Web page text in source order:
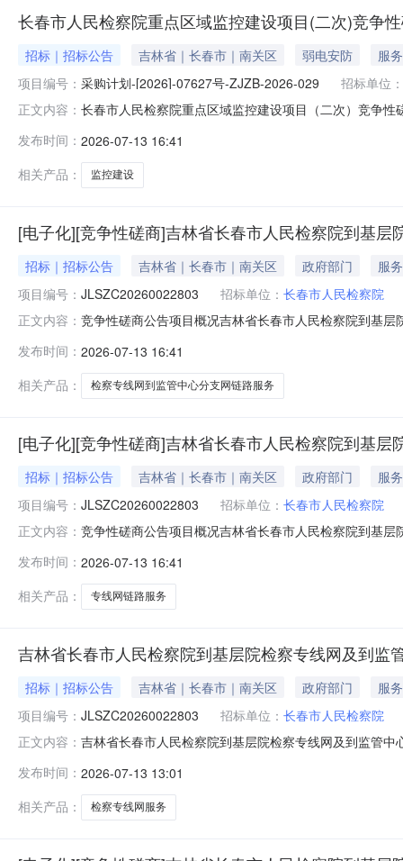
长春市人民检察院重点区域监控建设项目(二次)竞争
招标｜招标公告 吉林省｜长春市｜南关区 弱电安防
服务
项目编号： 采购计划-[2026]-07627号-ZJZB-2026-029
招标单位：
正文内容： 长春市人民检察院重点区域监控建设项目（二次）竞争
监控建设项目（二次）采购方式：竞争性磋商预算金额
发布时间： 2026-07-13 16:41
相关产品：
监控建设
[电子化][竞争性磋商]吉林省长春市人民检察院到基
招标｜招标公告 吉林省｜长春市｜南关区 政府部门
服务
项目编号： JLSZC20260022803 招标单位： 长春市人民检察院
正文内容： 竞争性磋商公告项目概况吉林省长春市人民检察院到基
作网预算金额：98112.00元采购需求：详见招标文件。
国政府采购法
发布时间： 2026-07-13 16:41
相关产品：
检察专线网到监管中心分支网链路服务
[电子化][竞争性磋商]吉林省长春市人民检察院到基
招标｜招标公告 吉林省｜长春市｜南关区 政府部门
服务
项目编号： JLSZC20260022803 招标单位： 长春市人民检察院
正文内容： 竞争性磋商公告项目概况吉林省长春市人民检察院到基
作网预算金额：99112.00元采购需求：详见招标文件。
国政府采购法
发布时间： 2026-07-13 16:41
相关产品：
专线网链路服务
吉林省长春市人民检察院到基层院检察专线网及到
招标｜招标公告 吉林省｜长春市｜南关区 政府部门
服务
项目编号： JLSZC20260022803 招标单位： 长春市人民检察院
正文内容： 吉林省长春市人民检察院到基层院检察专线网及到监管
一、项目基本情况项目编号：JLSZC20260022803项目
件。合同履行期限
发布时间： 2026-07-13 13:01
相关产品：
检察专线网服务